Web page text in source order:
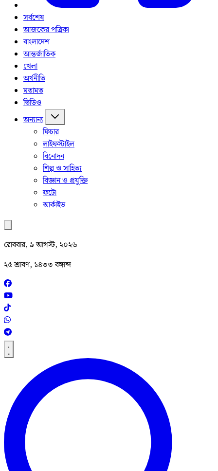
সর্বশেষ
আজকের পত্রিকা
বাংলাদেশ
আন্তর্জাতিক
খেলা
অর্থনীতি
মতামত
ভিডিও
অন্যান্য
ফিচার
লাইফস্টাইল
বিনোদন
শিল্প ও সাহিত্য
বিজ্ঞান ও প্রযুক্তি
ফটো
আর্কাইভ
রোববার, ৯ আগস্ট, ২০২৬
২৫ শ্রাবণ, ১৪৩৩ বঙ্গাব্দ